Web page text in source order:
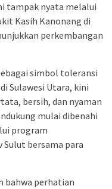
tampak nyata melalui
Kasih Kanonang di
perkembangan
simbol toleransi
Sulawesi Utara, kini
bersih, dan nyaman
mulai dibenahi
program
Sulut bersama para
bahwa perhatian